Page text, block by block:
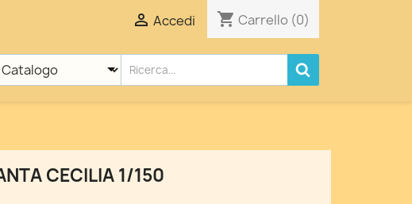
 Accedi shopping_cart Carrello (0)
CECILIA 1/150